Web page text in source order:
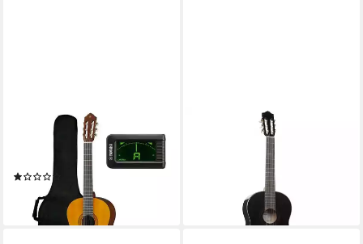
Konzertgitarre Yamaha C 40
Standard Pack
189,00 €
lieferbar - in 2-3 Werktagen bei dir
Konzertgitarre Yamaha C 40
lieferbar - in 2-3 Werktagen bei dir